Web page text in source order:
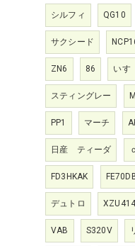
シルフィ QG10
サクシード
ZN6 86 いすゞ
スティングレー
PP1 マーチ
日産 ティーダ
FD3HKAK
デュトロ
VAB S320V